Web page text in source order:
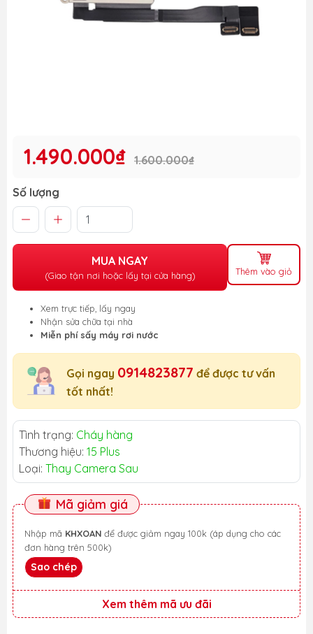
1.490.000₫ 1.600.000₫
Số lượng
MUA NGAY
(Giao tận nơi hoặc lấy tại cửa hàng) Thêm vào giỏ
Xem trực tiếp, lấy ngay
Nhận sửa chữa tại nhà
Miễn phí sấy máy rơi nước
Gọi ngay 0914823877 để được tư vấn
tốt nhất!
Tình trạng: Cháy hàng
Thương hiệu: 15 Plus
Loại: Thay Camera Sau
Mã giảm giá
Nhập mã KHXOAN
đơn hàng trên 500k)
Sao chép
Xem thêm mã ưu đãi